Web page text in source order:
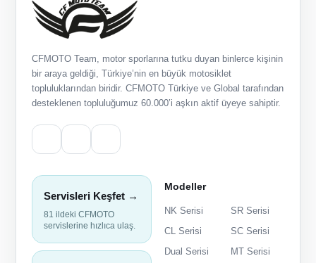
CFMOTO Team, motor sporlarına tutku duyan binlerce kişinin
bir araya geldiği, Türkiye’nin en büyük motosiklet
topluluklarından biridir. CFMOTO Türkiye ve Global tarafından
desteklenen topluluğumuz 60.000’i aşkın aktif üyeye sahiptir.
Servisleri Keşfet →
81 ildeki CFMOTO
servislerine hızlıca ulaş.
Modeller
NK Serisi
SR Serisi
CL Serisi
SC Serisi
Dual Serisi
MT Serisi